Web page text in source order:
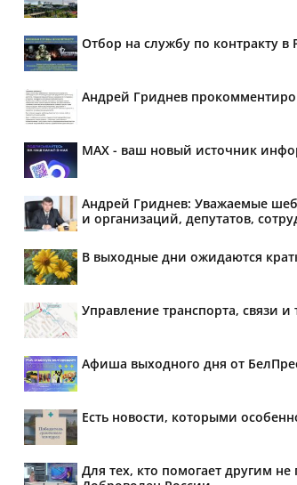
Отбор на службу по контракту в
Андрей Гриднев
MAX - ваш новый источник
Андрей Гриднев: Уважаемые
и организаций, депутатов,
В выходные дни ожидаются
Управление транспорта, связи
Афиша выходного дня от
Есть новости, которыми
Для тех, кто помогает другим